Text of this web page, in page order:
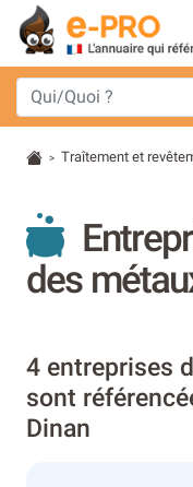
> Traîtement et
des
4 entreprises
sont
Dinan